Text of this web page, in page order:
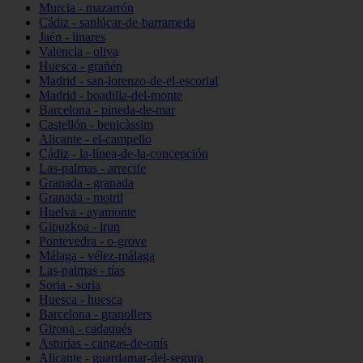
Murcia - mazarrón
Cádiz - sanlúcar-de-barrameda
Jaén - linares
Valencia - oliva
Huesca - grañén
Madrid - san-lorenzo-de-el-escorial
Madrid - boadilla-del-monte
Barcelona - pineda-de-mar
Castellón - benicàssim
Alicante - el-campello
Cádiz - la-línea-de-la-concepción
Las-palmas - arrecife
Granada - granada
Granada - motril
Huelva - ayamonte
Gipuzkoa - irun
Pontevedra - o-grove
Málaga - vélez-málaga
Las-palmas - tías
Soria - soria
Huesca - huesca
Barcelona - granollers
Girona - cadaqués
Asturias - cangas-de-onís
Alicante - guardamar-del-segura